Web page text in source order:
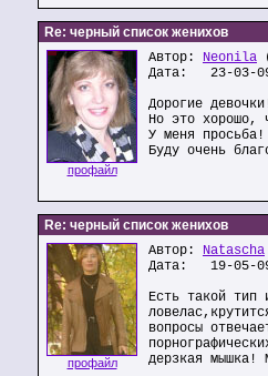
Re: черный список женихов
профайл
Автор: Neonila
Дата: 23-03-
Дорогие
Но это хорошо,
У меня
Буду очень
Re: черный список женихов
профайл
Автор: Natascha
Дата: 19-05-
Есть такой тип
вопросы
дерзкая мышка!